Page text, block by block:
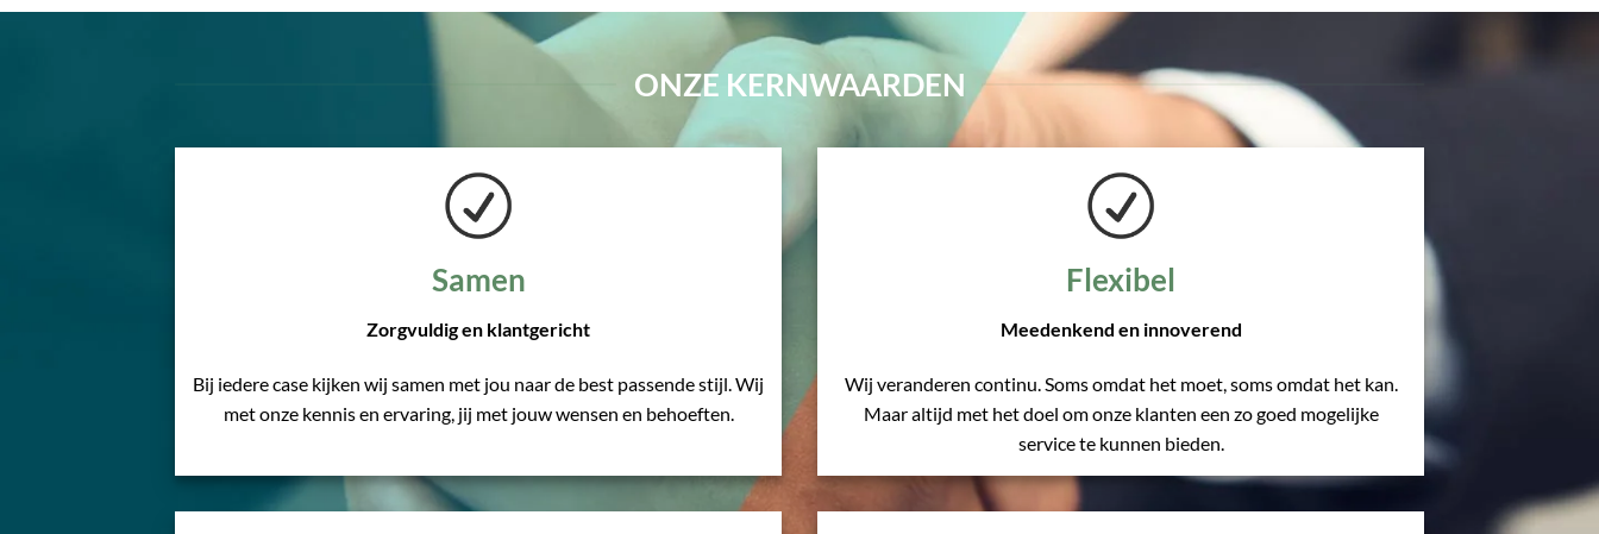
ONZE KERNWAARDEN
Samen
Zorgvuldig en klantgericht
Bij iedere case kijken wij samen met jou naar de best passende stijl. Wij
met onze kennis en ervaring, jij met jouw wensen en behoeften.
Flexibel
Meedenkend en innoverend
Wij veranderen continu. Soms omdat het moet, soms omdat het kan.
Maar altijd met het doel om onze klanten een zo goed mogelijke
service te kunnen bieden.